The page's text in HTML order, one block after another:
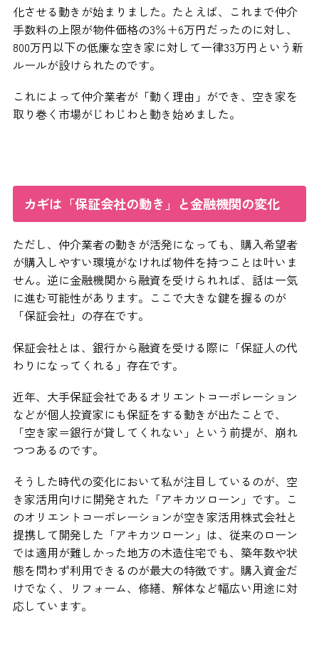
化させる動きが始まりました。たとえば、これまで仲介
手数料の上限が物件価格の3％＋6万円だったのに対し、
800万円以下の低廉な空き家に対して一律33万円という新
ルールが設けられたのです。
これによって仲介業者が「動く理由」ができ、空き家を
取り巻く市場がじわじわと動き始めました。
カギは「保証会社の動き」と金融機関の変化
ただし、仲介業者の動きが活発になっても、購入希望者
が購入しやすい環境がなければ物件を持つことは叶いま
せん。逆に金融機関から融資を受けられれば、話は一気
に進む可能性があります。ここで大きな鍵を握るのが
「保証会社」の存在です。
保証会社とは、銀行から融資を受ける際に「保証人の代
わりになってくれる」存在です。
近年、大手保証会社であるオリエントコーポレーション
などが個人投資家にも保証をする動きが出たことで、
「空き家＝銀行が貸してくれない」という前提が、崩れ
つつあるのです。
そうした時代の変化において私が注目しているのが、空
き家活用向けに開発された「アキカツローン」です。こ
のオリエントコーポレーションが空き家活用株式会社と
提携して開発した「アキカツローン」は、従来のローン
では適用が難しかった地方の木造住宅でも、築年数や状
態を問わず利用できるのが最大の特徴です。購入資金だ
けでなく、リフォーム、修繕、解体など幅広い用途に対
応しています。